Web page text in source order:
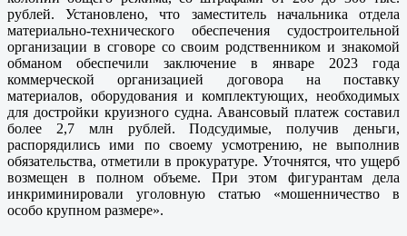
рублей. Установлено, что заместитель начальника отдела
материально-технического обеспечения судостроительной
организации в сговоре со своим родственником и знакомой
обманом обеспечили заключение в январе 2023 года
коммерческой организацией договора на поставку
материалов, оборудования и комплектующих, необходимых
для достройки круизного судна. Авансовый платеж составил
более 2,7 млн рублей. Подсудимые, получив деньги,
распорядились ими по своему усмотрению, не выполнив
обязательства, отметили в прокуратуре. Уточнятся, что ущерб
возмещен в полном объеме. При этом фигурантам дела
инкриминировали уголовную статью «мошенничество в
особо крупном размере».